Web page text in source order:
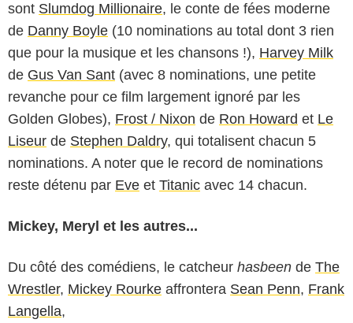
sont Slumdog Millionaire, le conte de fées moderne
de Danny Boyle (10 nominations au total dont 3 rien
que pour la musique et les chansons !), Harvey Milk
de Gus Van Sant (avec 8 nominations, une petite
revanche pour ce film largement ignoré par les
Golden Globes), Frost / Nixon de Ron Howard et Le
Liseur de Stephen Daldry, qui totalisent chacun 5
nominations. A noter que le record de nominations
reste détenu par Eve et Titanic avec 14 chacun.
Mickey, Meryl et les autres...
Du côté des comédiens, le catcheur hasbeen de The
Wrestler, Mickey Rourke affrontera Sean Penn, Frank
Langella,